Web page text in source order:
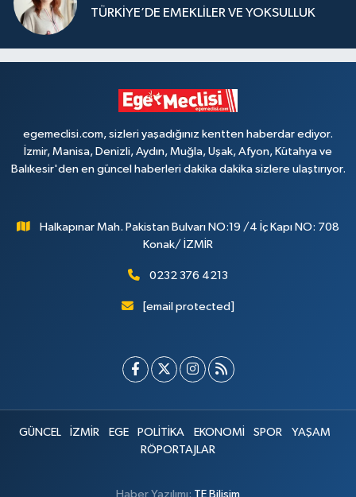
TÜRKİYE’DE EMEKLİLER VE YOKSULLUK
egemeclisi.com, sizleri yaşadığınız kentten haberdar ediyor.
İzmir, Manisa, Denizli, Aydın, Muğla, Uşak, Afyon, Kütahya ve
Balıkesir'den en güncel haberleri dakika dakika sizlere ulaştırıyor.
Halkapınar Mah. Pakistan Bulvarı NO:19 /4 İç Kapı NO: 708
Konak/ İZMİR
0232 376 4213
[email protected]
GÜNCEL İZMİR EGE POLİTİKA EKONOMİ SPOR
YAŞAM
RÖPORTAJLAR
Haber Yazılımı: TE Bilişim